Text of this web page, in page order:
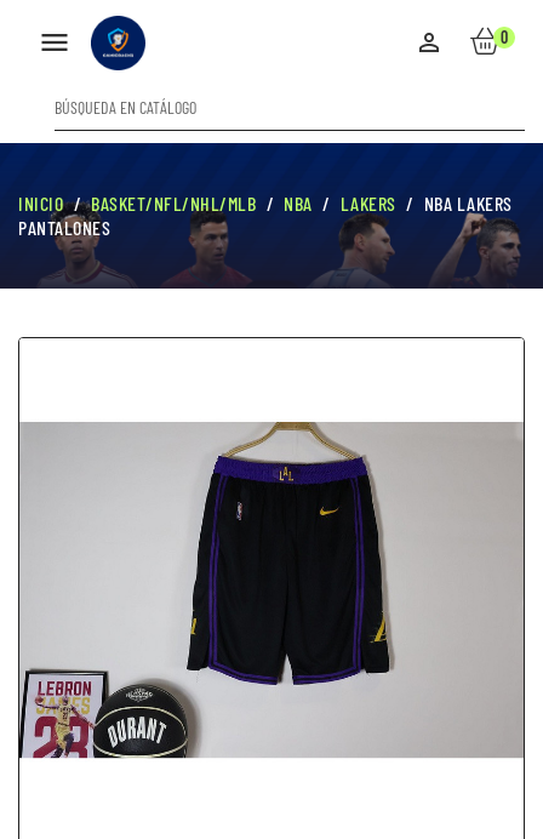
 0

INICIO BASKET/NFL/NHL/MLB NBA LAKERS
NBA LAKERS
PANTALONES